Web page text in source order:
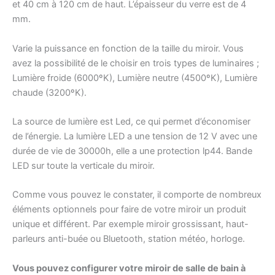
et 40 cm à 120 cm de haut. L’épaisseur du verre est de 4
mm.
Varie la puissance en fonction de la taille du miroir. Vous
avez la possibilité de le choisir en trois types de luminaires ;
Lumière froide (6000ºK), Lumière neutre (4500ºK), Lumière
chaude (3200ºK).
La source de lumière est Led, ce qui permet d’économiser
de l’énergie. La lumière LED a une tension de 12 V avec une
durée de vie de 30000h, elle a une protection lp44. Bande
LED sur toute la verticale du miroir.
Comme vous pouvez le constater, il comporte de nombreux
éléments optionnels pour faire de votre miroir un produit
unique et différent. Par exemple miroir grossissant, haut-
parleurs anti-buée ou Bluetooth, station météo, horloge.
Vous pouvez configurer votre miroir de salle de bain à